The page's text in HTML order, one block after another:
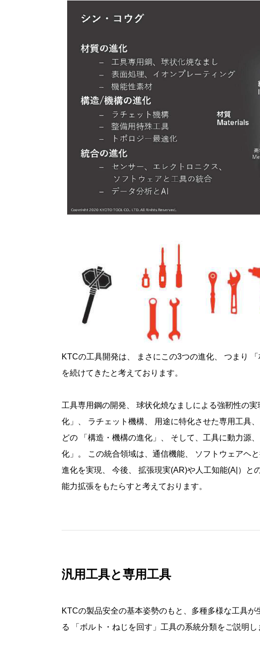
KTCの工具開発は、 まさにこの3つの進化、 つまり
を続けてきたと考えております。
工具専用鋼の開発、 球状化焼なましによる強靭性の
化」、 ラチェット機構、 用途に特化させた専用工具
どの 「構造・機構の進化」、 そして、工具に動力源
化」。 この統合領域は、通信機能、 ソフトウェアヘ
進化を実現、 今後、 拡張現実(AR)や人工知能(A| ）と
能力拡張をもたらすと考えております。
汎用工具と専用工具
KTCの製品安全の基本姿勢のもと、多種多様な工具
る 「ボルト・ねじを回す」工具の系統分類をご説明し